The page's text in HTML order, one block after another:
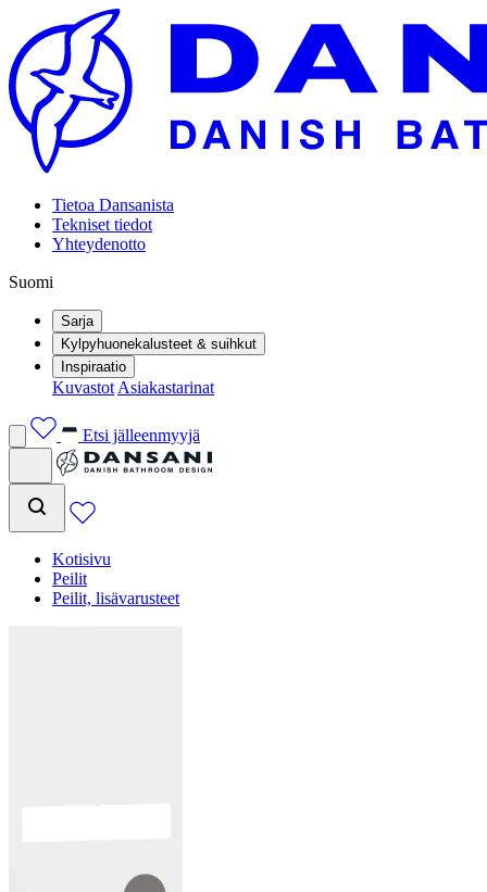
Tietoa Dansanista
Tekniset tiedot
Yhteydenotto
Suomi
Sarja
Kylpyhuonekalusteet & suihkut
Inspiraatio
Kuvastot Asiakastarinat
Etsi jälleenmyyjä
Kotisivu
Peilit
Peilit, lisävarusteet